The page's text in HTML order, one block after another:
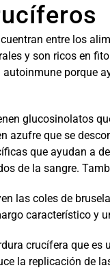
entre los
y son ricos en
porque
glucosinolatos
azufre que se
que ayudan a
​​de la sangre.
las coles de
característico y
crucífera que
la replicación de